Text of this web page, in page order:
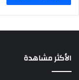
الأكثر مشاهدة